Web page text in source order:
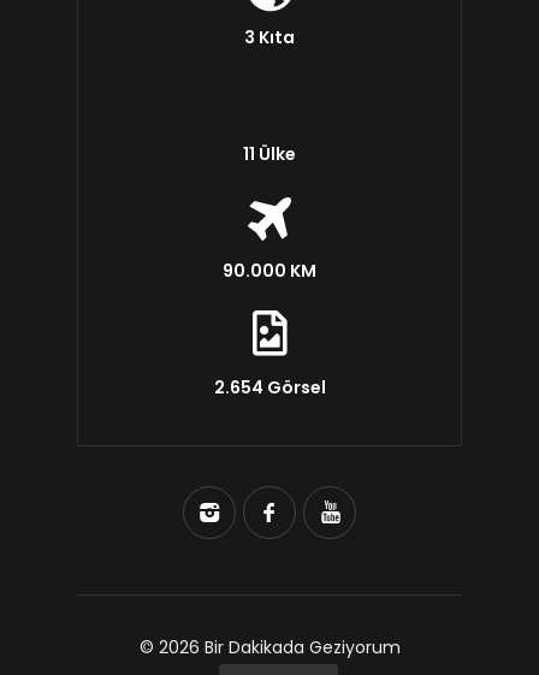
3 Kıta
11 Ülke
90.000 KM
2.654 Görsel
© 2026 Bir Dakikada Geziyorum